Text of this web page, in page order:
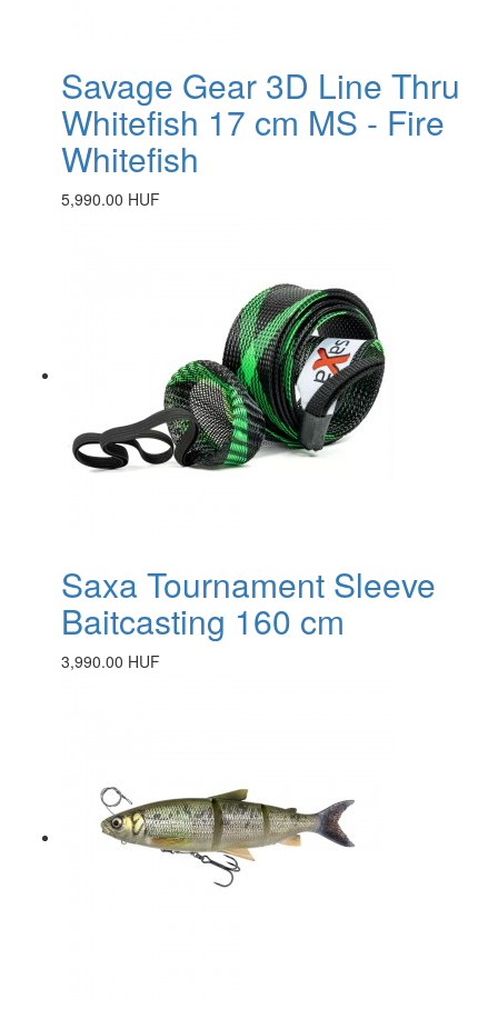
Savage Gear 3D Line Thru
Whitefish 17 cm MS - Fire
Whitefish
5,990.00 HUF
Saxa Tournament Sleeve
Baitcasting 160 cm
3,990.00 HUF